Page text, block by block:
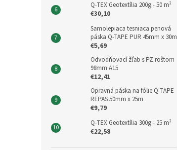
Q-TEX Geotextília 200g - 50 m²
€30,10
Samolepiaca tesniaca penová
páska Q-TAPE PUR 45mm x 30m
€5,69
Odvodňovací žľab s PZ roštom
98mm A15
€12,41
Opravná páska na fólie Q-TAPE
REPAS 50mm x 25m
€9,79
Q-TEX Geotextília 300g - 25 m²
€22,58